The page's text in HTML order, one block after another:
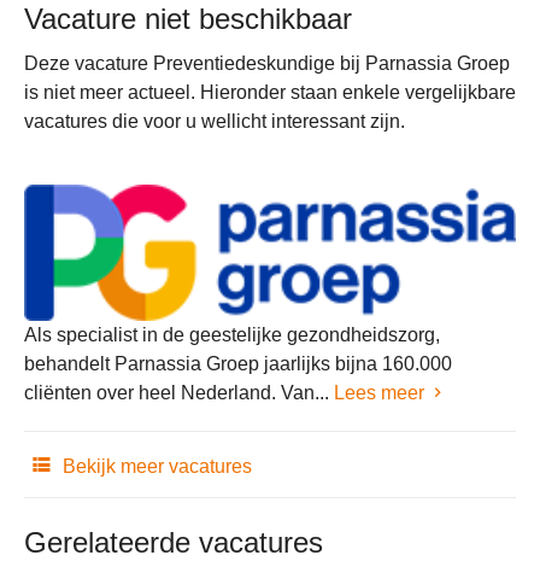
Vacature niet beschikbaar
Deze vacature Preventiedeskundige bij Parnassia Groep
is niet meer actueel. Hieronder staan enkele vergelijkbare
vacatures die voor u wellicht interessant zijn.
Als specialist in de geestelijke gezondheidszorg,
behandelt Parnassia Groep jaarlijks bijna 160.000
cliënten over heel Nederland. Van... Lees meer
Bekijk meer vacatures
Gerelateerde vacatures